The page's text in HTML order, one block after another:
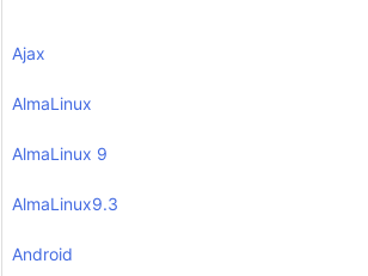
Ajax
AlmaLinux
AlmaLinux 9
AlmaLinux9.3
Android